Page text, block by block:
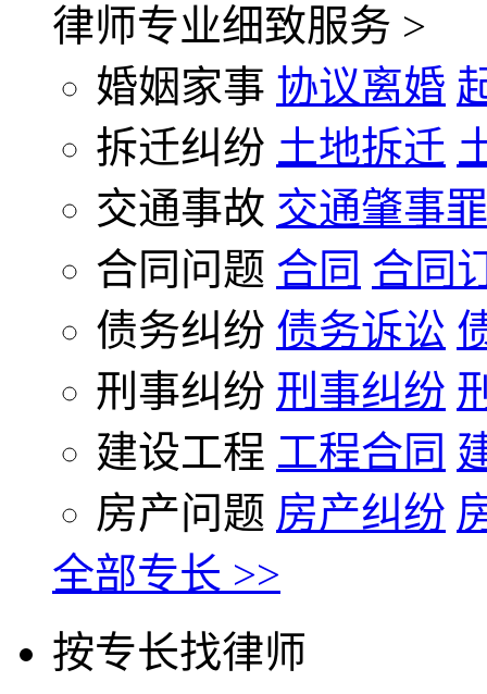
律师专业细致服务 >
婚姻家事 协议离婚
拆迁纠纷 土地拆迁
交通事故 交通肇事
合同问题 合同 合同
债务纠纷 债务诉讼
刑事纠纷 刑事纠纷
建设工程 工程合同
房产问题 房产纠纷
全部专长 >>
按专长找律师